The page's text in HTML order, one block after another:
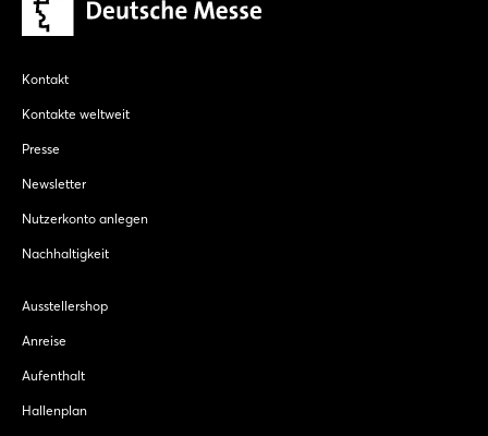
Kontakt
Kontakte weltweit
Presse
Newsletter
Nutzerkonto anlegen
Nachhaltigkeit
Ausstellershop
Anreise
Aufenthalt
Hallenplan